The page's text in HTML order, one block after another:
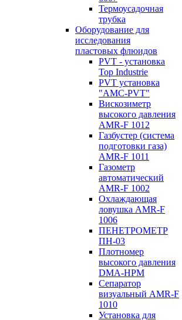
Термоусадочная
трубка
Оборудование для
исследования
пластовых флюидов
PVT - установка
Top Industrie
PVT установка
"AMC-PVT"
Вискозиметр
высокого давления
AMR-F 1012
Газбустер (система
подготовки газа)
AMR-F 1011
Газометр
автоматический
AMR-F 1002
Охлаждающая
ловушка AMR-F
1006
ПЕНЕТРОМЕТР
ПН-03
Плотномер
высокого давления
DMA-HPM
Сепаратор
визуальный AMR-F
1010
Установка для